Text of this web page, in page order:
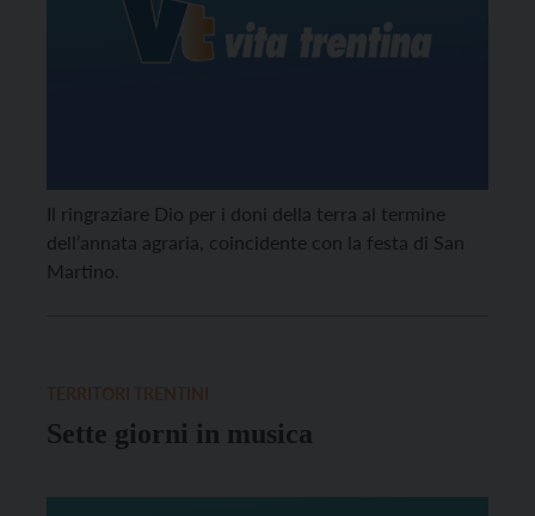
Il ringraziare Dio per i doni della terra al termine
dell’annata agraria, coincidente con la festa di San
Martino.
Sette giorni in musica